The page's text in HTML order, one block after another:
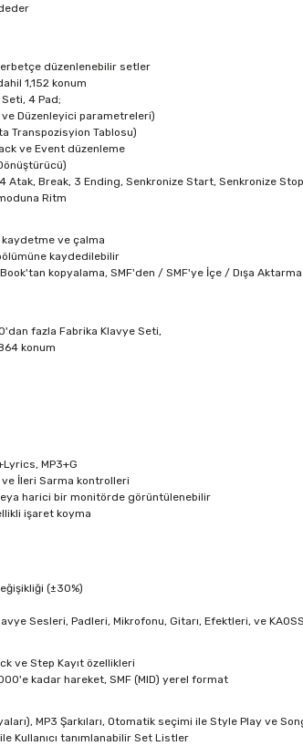
düzenlenebilir setler
1,152 konum
4 Pad;
Düzenleyici parametreleri)
Transpozisyion Tablosu)
ve Event düzenleme
Break, 3 Ending, Senkronize Start, Senkronize
Ritm
kaydetme ve çalma
kaydedilebilir
kopyalama, SMF'den / SMF'ye İçe / Dışa Aktarma
fazla Fabrika Klavye Seti,
konum
MP3+G
İleri Sarma kontrolleri
harici bir monitörde görüntülenebilir
işaret koyma
(±30%)
Sesleri, Padleri, Mikrofonu, Gitarı, Efektleri, ve
ve Step Kayıt özellikleri
kadar hareket, SMF (MID) yerel format
MP3 Şarkıları, Otomatik seçimi ile Style Play ve
Kullanıcı tanımlanabilir Set Listler